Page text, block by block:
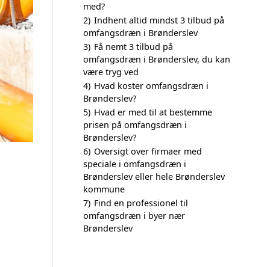
med?
2) Indhent altid mindst 3 tilbud på
omfangsdræn i Brønderslev
3) Få nemt 3 tilbud på
omfangsdræn i Brønderslev, du kan
være tryg ved
4) Hvad koster omfangsdræn i
Brønderslev?
5) Hvad er med til at bestemme
prisen på omfangsdræn i
Brønderslev?
6) Oversigt over firmaer med
speciale i omfangsdræn i
Brønderslev eller hele Brønderslev
kommune
7) Find en professionel til
omfangsdræn i byer nær
Brønderslev